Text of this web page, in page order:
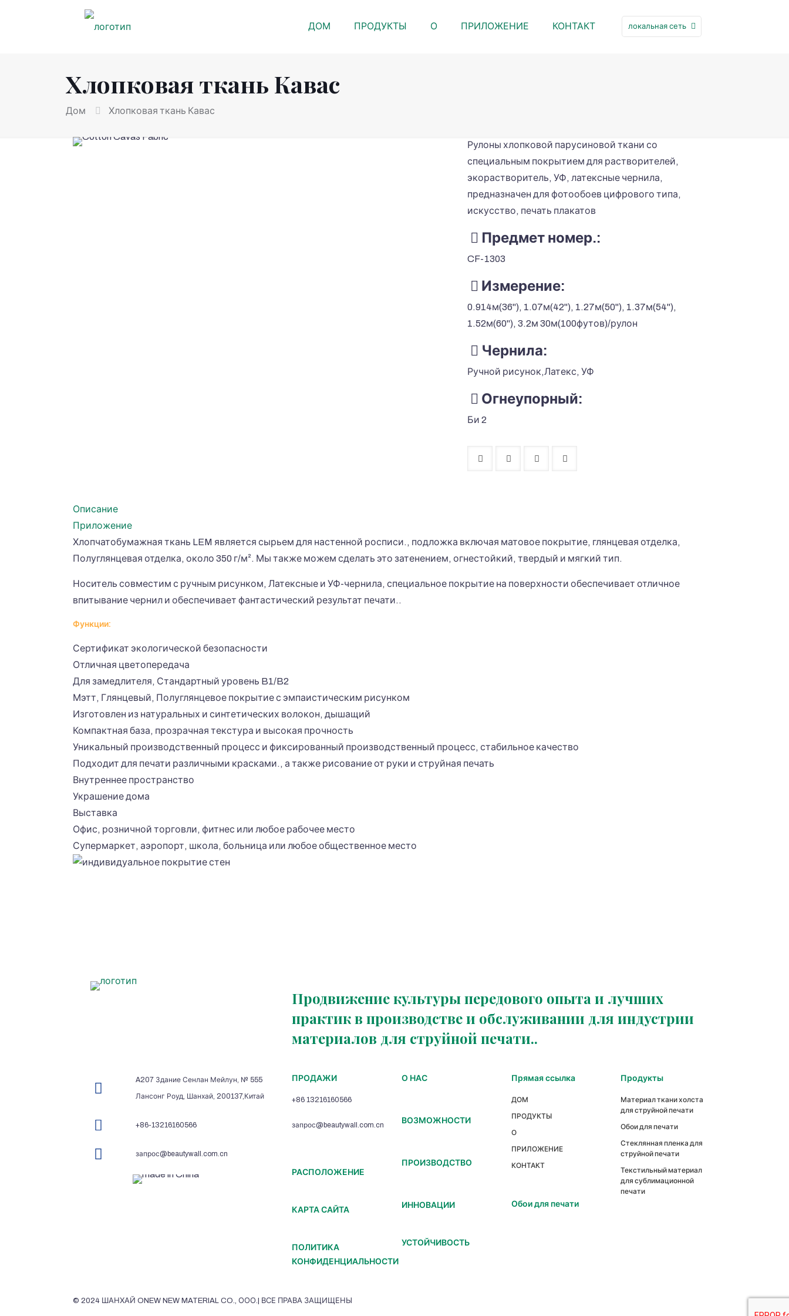
ДОМ ПРОДУКТЫ О ПРИЛОЖЕНИЕ КОНТАКТ локальная сеть
Хлопковая ткань Кавас
Дом Хлопковая ткань Кавас
Рулоны хлопковой парусиновой ткани со
специальным покрытием для растворителей,
экорастворитель, УФ, латексные чернила,
предназначен для фотообоев цифрового типа,
искусство, печать плакатов
Предмет номер.:
CF-1303
Измерение:
0.914м(36"), 1.07м(42''), 1.27м(50"), 1.37м(54"),
1.52м(60"), 3.2м 30м(100футов)/рулон
Чернила:
Ручной рисунок,Латекс, УФ
Огнеупорный:
Би 2
Описание
Приложение
Хлопчатобумажная ткань LEM является сырьем для настенной росписи., подложка включая матовое покрытие, глянцевая отделка,
Полуглянцевая отделка, около 350 г/м². Мы также можем сделать это затенением, огнестойкий, твердый и мягкий тип.
Носитель совместим с ручным рисунком, Латексные и УФ-чернила, специальное покрытие на поверхности обеспечивает отличное
впитывание чернил и обеспечивает фантастический результат печати..
Функции:
Сертификат экологической безопасности
Отличная цветопередача
Для замедлителя, Стандартный уровень B1/B2
Мэтт, Глянцевый, Полуглянцевое покрытие с эмпаистическим рисунком
Изготовлен из натуральных и синтетических волокон, дышащий
Компактная база, прозрачная текстура и высокая прочность
Уникальный производственный процесс и фиксированный производственный процесс, стабильное качество
Подходит для печати различными красками., а также рисование от руки и струйная печать
Внутреннее пространство
Украшение дома
Выставка
Офис, розничной торговли, фитнес или любое рабочее место
Супермаркет, аэропорт, школа, больница или любое общественное место
Продвижение культуры передового опыта и лучших
практик в производстве и обслуживании для индустрии
материалов для струйной печати..
A207 Здание Сенлан Мейлун, № 555
Лансонг Роуд, Шанхай, 200137,Китай
+86-13216160566
запрос@beautywall.com.cn
ПРОДАЖИ
+86 13216160566
запрос@beautywall.com.cn
РАСПОЛОЖЕНИЕ
КАРТА САЙТА
ПОЛИТИКА
КОНФИДЕНЦИАЛЬНОСТИ
О НАС
ВОЗМОЖНОСТИ
ПРОИЗВОДСТВО
ИННОВАЦИИ
УСТОЙЧИВОСТЬ
Прямая ссылка
ДОМ
ПРОДУКТЫ
О
ПРИЛОЖЕНИЕ
КОНТАКТ
Обои для печати
Продукты
Материал ткани холста
для струйной печати
Обои для печати
Стеклянная пленка для
струйной печати
Текстильный материал
для сублимационной
печати
© 2024 ШАНХАЙ ONEW NEW MATERIAL CO., ООО.| ВСЕ ПРАВА ЗАЩИЩЕНЫ